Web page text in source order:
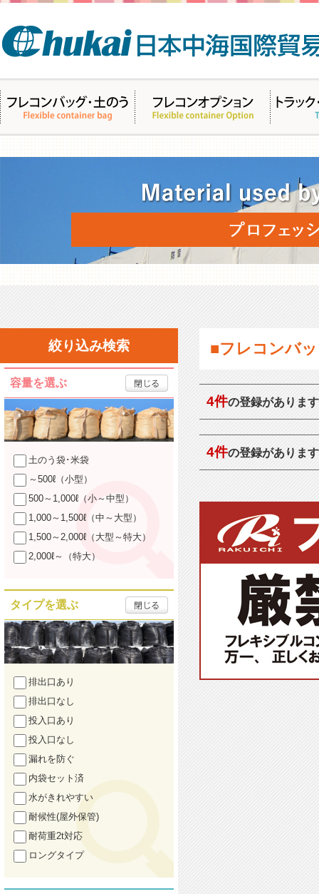
絞り込み検索
容量を選ぶ
土のう袋･米袋
～500ℓ（小型）
500～1,000ℓ（小～中型）
1,000～1,500ℓ（中～大型）
1,500～2,000ℓ（大型～特大）
2,000ℓ～（特大）
タイプを選ぶ
排出口あり
排出口なし
投入口あり
投入口なし
漏れを防ぐ
内袋セット済
水がきれやすい
耐候性(屋外保管)
耐荷重2t対応
ロングタイプ
■フレコンバ
4件の登録がありま
4件の登録がありま